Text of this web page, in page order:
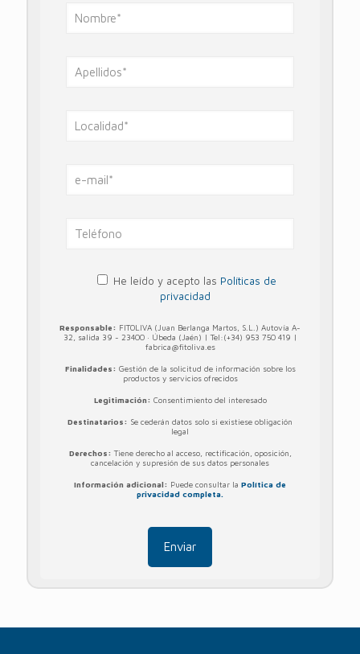
He leído y acepto las Políticas de
privacidad
Responsable: FITOLIVA (Juan Berlanga Martos, S.L.) Autovía A-
32, salida 39 - 23400 · Úbeda (Jaén) | Tel:(+34) 953 750 419 |
fabrica@fitoliva.es
Finalidades: Gestión de la solicitud de información sobre los
productos y servicios ofrecidos
Legitimación: Consentimiento del interesado
Destinatarios: Se cederán datos solo si existiese obligación
legal
Derechos:Tiene derecho al acceso, rectificación, oposición,
cancelación y supresión de sus datos personales
Información adicional: Puede consultar la Política de
privacidad completa.